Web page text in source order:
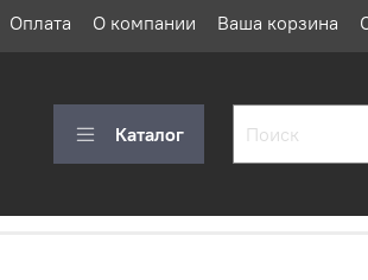
Оплата О компании Ваша корзина
Каталог